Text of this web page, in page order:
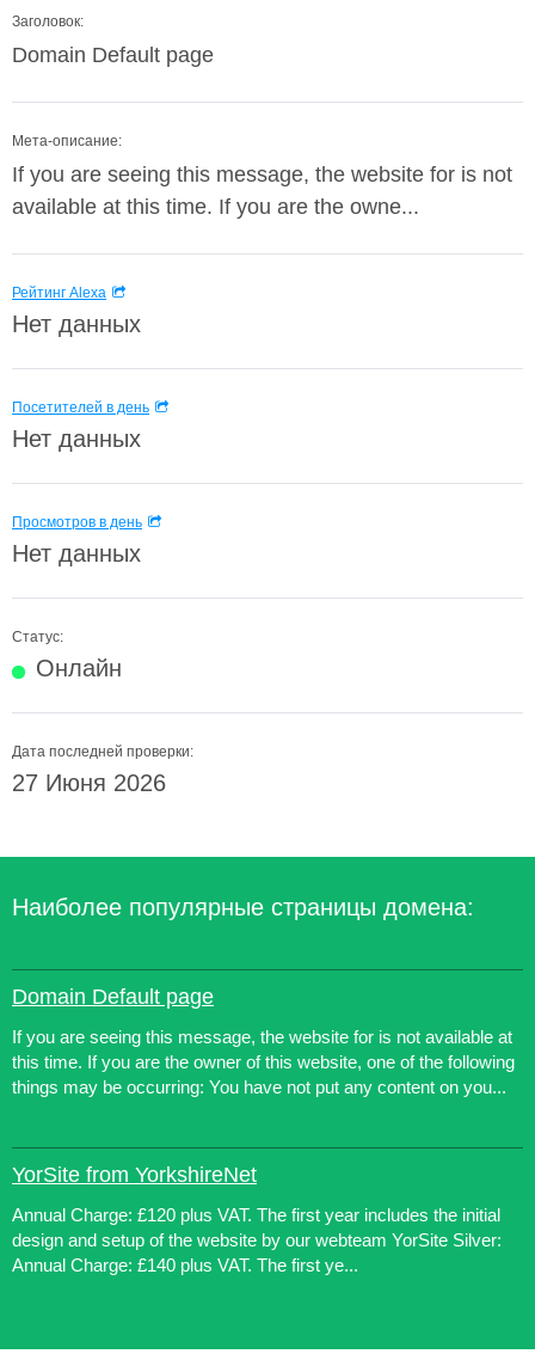
Заголовок:
Domain Default page
Мета-описание:
If you are seeing this message, the website for is not
available at this time. If you are the owne...
Рейтинг Alexa
Нет данных
Посетителей в день
Нет данных
Просмотров в день
Нет данных
Статус:
Онлайн
Дата последней проверки:
27 Июня 2026
Наиболее популярные страницы домена:
Domain Default page
If you are seeing this message, the website for is not available at
this time. If you are the owner of this website, one of the following
things may be occurring: You have not put any content on you...
YorSite from YorkshireNet
Annual Charge: £120 plus VAT. The first year includes the initial
design and setup of the website by our webteam YorSite Silver:
Annual Charge: £140 plus VAT. The first ye...